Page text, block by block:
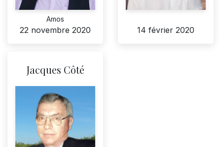
Amos
22 novembre 2020 14 février 2020
Jacques Côté